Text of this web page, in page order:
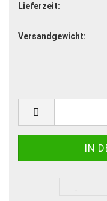
Lieferzeit:
Versandgewicht: